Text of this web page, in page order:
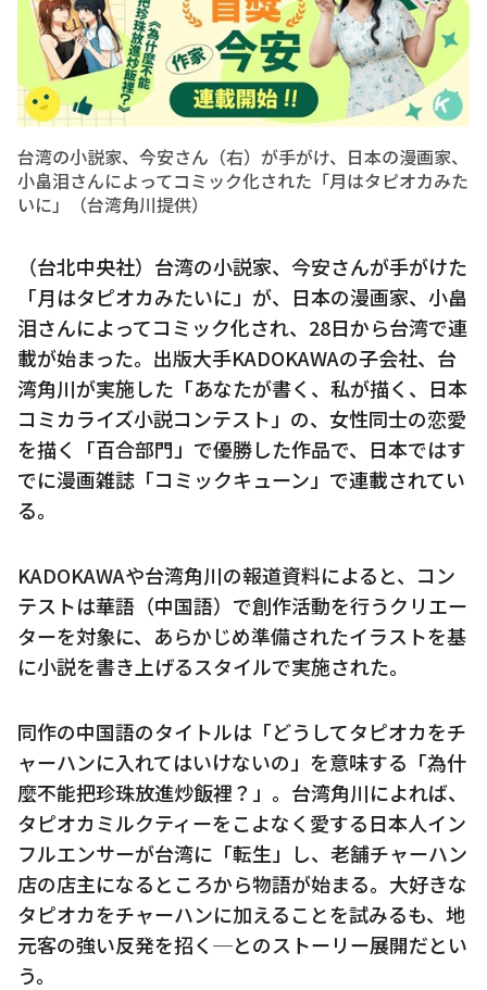
台湾の小説家、今安さん（右）が手がけ、日本の漫画家、
小畠泪さんによってコミック化された「月はタピオカみた
いに」（台湾角川提供）
（台北中央社）台湾の小説家、今安さんが手がけた
「月はタピオカみたいに」が、日本の漫画家、小畠
泪さんによってコミック化され、28日から台湾で連
載が始まった。出版大手KADOKAWAの子会社、台
湾角川が実施した「あなたが書く、私が描く、日本
コミカライズ小説コンテスト」の、女性同士の恋愛
を描く「百合部門」で優勝した作品で、日本ではす
でに漫画雑誌「コミックキューン」で連載されてい
る。
KADOKAWAや台湾角川の報道資料によると、コン
テストは華語（中国語）で創作活動を行うクリエー
ターを対象に、あらかじめ準備されたイラストを基
に小説を書き上げるスタイルで実施された。
同作の中国語のタイトルは「どうしてタピオカをチ
ャーハンに入れてはいけないの」を意味する「為什
麼不能把珍珠放進炒飯裡？」。台湾角川によれば、
タピオカミルクティーをこよなく愛する日本人イン
フルエンサーが台湾に「転生」し、老舗チャーハン
店の店主になるところから物語が始まる。大好きな
タピオカをチャーハンに加えることを試みるも、地
元客の強い反発を招く─とのストーリー展開だとい
う。